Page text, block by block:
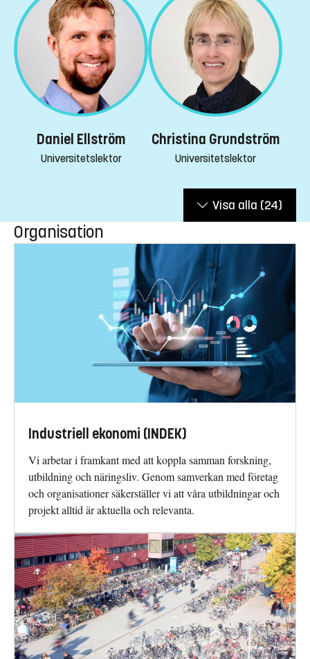
Daniel Ellström
Universitetslektor
Christina Grundström
Universitetslektor
Visa alla (24)
Organisation
Industriell ekonomi (INDEK)
Vi arbetar i framkant med att koppla samman forskning,
utbildning och näringsliv. Genom samverkan med företag
och organisationer säkerställer vi att våra utbildningar och
projekt alltid är aktuella och relevanta.